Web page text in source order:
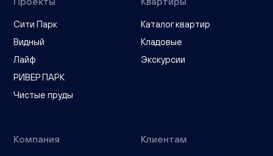
Сити Парк
Видный
Лайф
РИВЕР ПАРК
Чистые пруды
Каталог квартир
Кладовые
Экскурсии
Компания Клиентам